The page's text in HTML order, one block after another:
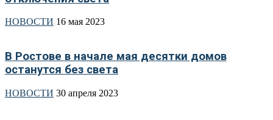
НОВОСТИ 16 мая 2023
В Ростове в начале мая десятки домов
останутся без света
НОВОСТИ 30 апреля 2023